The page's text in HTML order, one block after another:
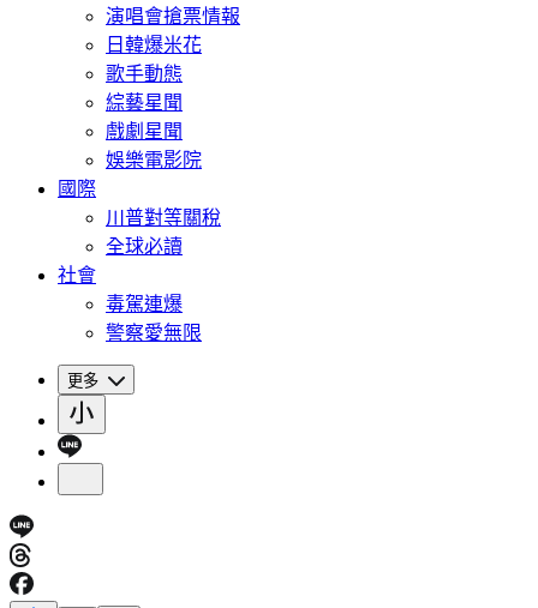
演唱會搶票情報
日韓爆米花
歌手動態
綜藝星聞
戲劇星聞
娛樂電影院
國際
川普對等關稅
全球必讀
社會
毒駕連爆
警察愛無限
更多